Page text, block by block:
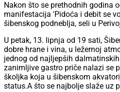
Nakon što se prethodnih godina
manifestacija 'Pidoća i debit se
šibenskog podneblja, seli u
U petak, 13. lipnja od 19 sati,
dobre hrane i vina, u ležernoj
jednog od najljepših
zanimljive gastro priče nalazi se
školjka koja u šibenskom
status.A što se najbolje slaže uz